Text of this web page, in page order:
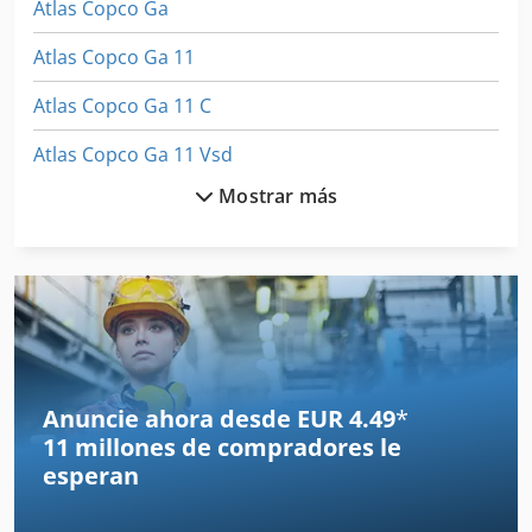
apto para entornos exigentes. - Purga de condensados sin
pérdidas: Evita el desperdicio de aire comprimido y reduce
tiempos de inactividad. - Carrocería insonorizada:
Minimiza ruido y vibraciones. Estado de la máquina: EN
FUNCIONAMIENTO
Atlas Copco Ga
Atlas Copco Ga 11
Atlas Copco Ga 11 C
Atlas Copco Ga 11 Vsd
Atlas Copco Ga 110
Atlas Copco Ga 122
Atlas Copco Ga 132
Atlas Copco Ga 15
Atlas Copco Ga 160
Atlas Copco Ga 18
Mostrar más
Anuncie ahora desde EUR 4.49*
11 millones de compradores le
esperan